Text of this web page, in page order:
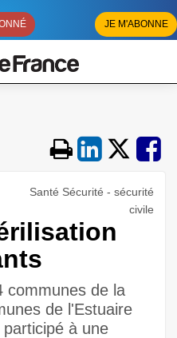
JE M'ABONNE
Santé Sécurité - sécurité
civile
communes de la
de l'Estuaire
à une